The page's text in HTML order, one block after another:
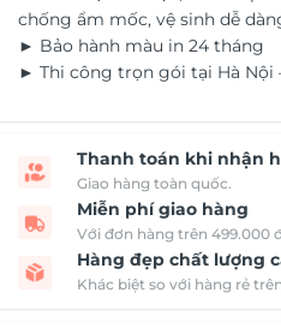
chống ẩm mốc, vệ sinh dễ
► Bảo hành màu in 24 tháng
► Thi công trọn gói tại Hà Nội
Thanh toán khi nhận
Giao hàng toàn quốc.
Miễn phí giao hàng
Với đơn hàng trên 499.000
Hàng đẹp chất lượng
Khác biệt so với hàng rẻ